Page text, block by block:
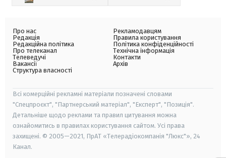
Про нас
Редакція
Редакційна політика
Про телеканал
Телеведучі
Вакансії
Структура власності
Рекламодавцям
Правила користування
Політика конфіденційності
Технічна інформація
Контакти
Архів
Всі комерційні рекламні матеріали позначені словами
"Спецпроєкт", "Партнерський матеріал", "Експерт", "Позиція".
Детальніше щодо реклами та правил цитування можна
ознайомитись в правилах користування сайтом. Усі права
захищені. © 2005—2021, ПрАТ «Телерадіокомпанія "Люкс"», 24
Канал.